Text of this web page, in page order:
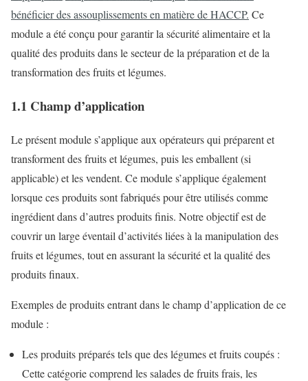
bénéficier des assouplissements en matière de HACCP. Ce
module a été conçu pour garantir la sécurité alimentaire et la
qualité des produits dans le secteur de la préparation et de la
transformation des fruits et légumes.
1.1 Champ d’application
Le présent module s’applique aux opérateurs qui préparent et
transforment des fruits et légumes, puis les emballent (si
applicable) et les vendent. Ce module s’applique également
lorsque ces produits sont fabriqués pour être utilisés comme
ingrédient dans d’autres produits finis. Notre objectif est de
couvrir un large éventail d’activités liées à la manipulation des
fruits et légumes, tout en assurant la sécurité et la qualité des
produits finaux.
Exemples de produits entrant dans le champ d’application de ce
module :
Les produits préparés tels que des légumes et fruits coupés :
Cette catégorie comprend les salades de fruits frais, les